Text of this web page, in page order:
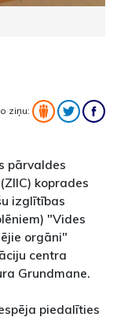
ziņu:
pārvaldes
koprades
izglītības
"Vides
orgāni"
centra
Grundmane.
piedalīties